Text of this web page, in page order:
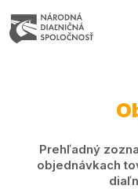
Prehľadný
objednávkach